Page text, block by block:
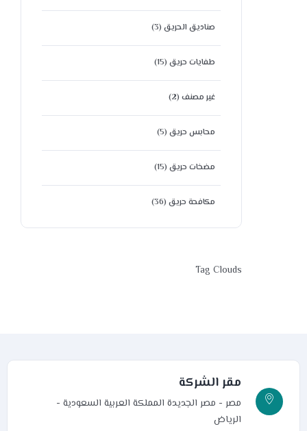
صناديق الحريق (3)
طفايات حريق (15)
غير مصنف (2)
محابس حريق (5)
مضخات حريق (15)
مكافحة حريق (36)
Tag Clouds
مقر الشركة
مصر - مصر الجديدة المملكة العربية السعودية -
الرياض